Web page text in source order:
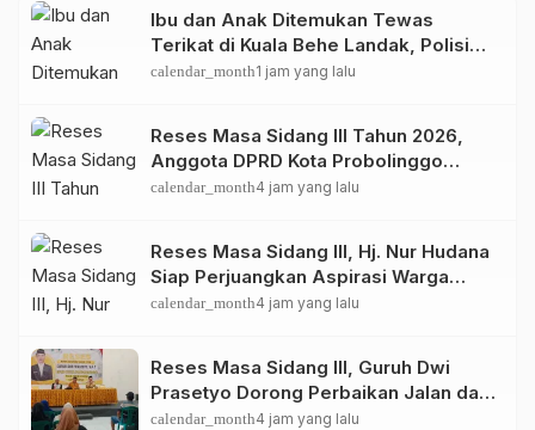
Ibu dan Anak Ditemukan Tewas
Terikat di Kuala Behe Landak, Polisi
Selidiki Kasusnya
calendar_month1 jam yang lalu
Reses Masa Sidang III Tahun 2026,
Anggota DPRD Kota Probolinggo
Fraksi Partai Gerindra Heri Poniman
calendar_month4 jam yang lalu
Reses Masa Sidang III, Hj. Nur Hudana
Siap Perjuangkan Aspirasi Warga
Kedopok di APBD
calendar_month4 jam yang lalu
Reses Masa Sidang III, Guruh Dwi
Prasetyo Dorong Perbaikan Jalan dan
Plengsengan di Kedopok
calendar_month4 jam yang lalu